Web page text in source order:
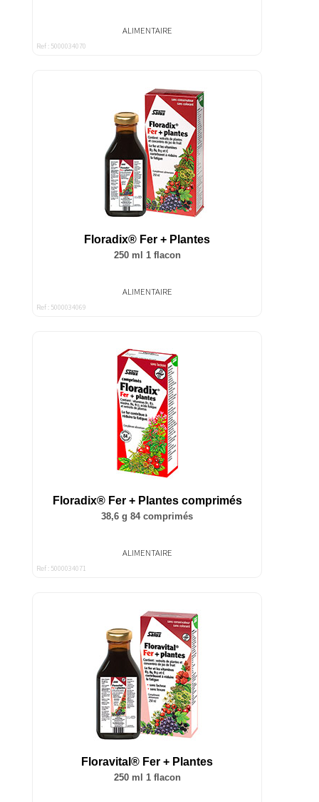
ALIMENTAIRE
Ref : 5000034070
Floradix® Fer + Plantes
250 ml 1 flacon
ALIMENTAIRE
Ref : 5000034069
Floradix® Fer + Plantes comprimés
38,6 g 84 comprimés
ALIMENTAIRE
Ref : 5000034071
Floravital® Fer + Plantes
250 ml 1 flacon